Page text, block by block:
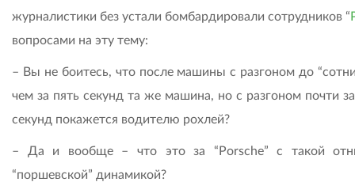
журналистики без устали бомбардировали сотрудников “
вопросами на эту тему:
– Вы не боитесь, что после машины с разгоном до
чем за пять секунд та же машина, но с разгоном почти
секунд покажется водителю рохлей?
– Да и вообще – что это за “Porsche” с такой
“поршевской” динамикой?